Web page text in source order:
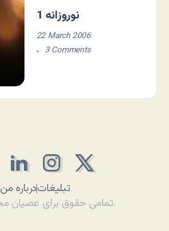
نوروزانه 1
22 March 2006
3 Comments
درباره منتبلیغات
تمامی حقوق برای عصیان محفوظ است.